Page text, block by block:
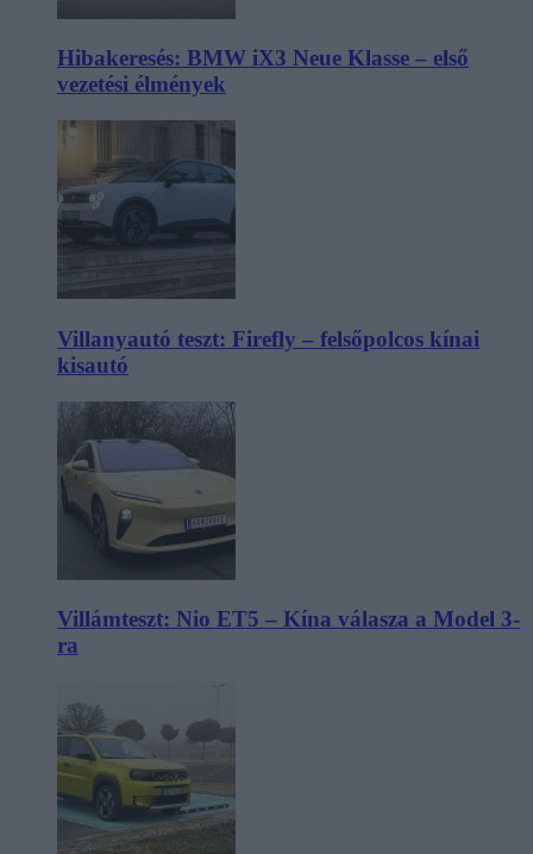
Hibakeresés: BMW iX3 Neue Klasse – első
vezetési élmények
Villanyautó teszt: Firefly – felsőpolcos kínai
kisautó
Villámteszt: Nio ET5 – Kína válasza a Model 3-
ra